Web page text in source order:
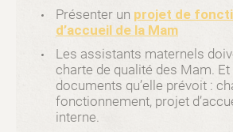
Présenter un projet de
d’accueil de la Mam
Les assistants maternels
charte de qualité des Mam.
documents qu’elle prévoit :
fonctionnement, projet
interne.